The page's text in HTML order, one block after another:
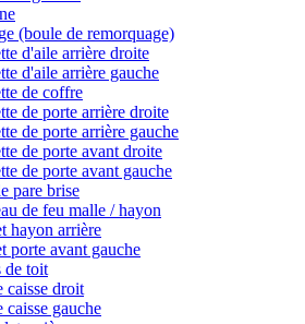
(boule de remorquage)
d'aile arrière droite
d'aile arrière gauche
de coffre
de porte arrière droite
de porte arrière gauche
de porte avant droite
de porte avant gauche
pare brise
de feu malle / hayon
hayon arrière
porte avant gauche
de toit
caisse droit
caisse gauche